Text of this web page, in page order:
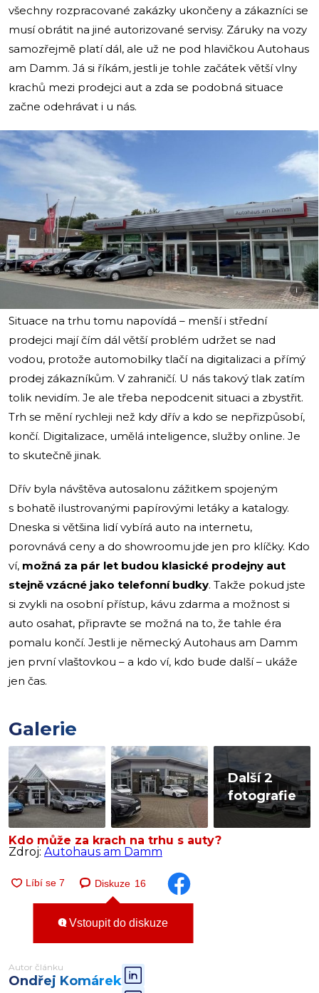
všechny rozpracované zakázky ukončeny a zákazníci se
musí obrátit na jiné autorizované servisy. Záruky na vozy
samozřejmě platí dál, ale už ne pod hlavičkou Autohaus
am Damm. Já si říkám, jestli je tohle začátek větší vlny
krachů mezi prodejci aut a zda se podobná situace
začne odehrávat i u nás.
i
Situace na trhu tomu napovídá – menší i střední
prodejci mají čím dál větší problém udržet se nad
vodou, protože automobilky tlačí na digitalizaci a přímý
prodej zákazníkům. V zahraničí. U nás takový tlak zatím
tolik nevidím. Je ale třeba nepodcenit situaci a zbystřit.
Trh se mění rychleji než kdy dřív a kdo se nepřizpůsobí,
končí. Digitalizace, umělá inteligence, služby online. Je
to skutečně jinak.
Dřív byla návštěva autosalonu zážitkem spojeným
s bohatě ilustrovanými papírovými letáky a katalogy.
Dneska si většina lidí vybírá auto na internetu,
porovnává ceny a do showroomu jde jen pro klíčky. Kdo
ví, možná za pár let budou klasické prodejny aut
stejně vzácné jako telefonní budky. Takže pokud jste
si zvykli na osobní přístup, kávu zdarma a možnost si
auto osahat, připravte se možná na to, že tahle éra
pomalu končí. Jestli je německý Autohaus am Damm
jen první vlaštovkou – a kdo ví, kdo bude další – ukáže
jen čas.
Galerie
Další 2
fotografie
Kdo může za krach na trhu s auty?
Zdroj: Autohaus am Damm
Diskuze 16
Vstoupit do diskuze
Autor článku
Ondřej Komárek